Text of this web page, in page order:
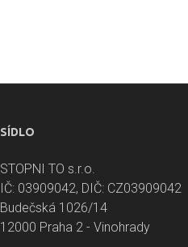
SÍDLO
STOPNI TO s.r.o.
IČ: 03909042, DIČ: CZ03909042
Budečská 1026/14
12000 Praha 2 - Vinohrady